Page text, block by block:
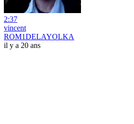
2:37
vincent
ROM1DELAYOLKA
il y a 20 ans